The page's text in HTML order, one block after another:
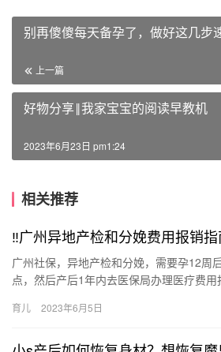
别再傻傻每天备孕了，做好这几步
上一篇
好物分享‖我家宝宝的阅读早教机
2023年6月23日 pm1:24
相关推荐
‼广州异地产检和分娩费用报销指
广州社保，异地产检和分娩，需要孕12周
点，然后产后1年内去医保局办理医疗费
育儿 2023年6月5日